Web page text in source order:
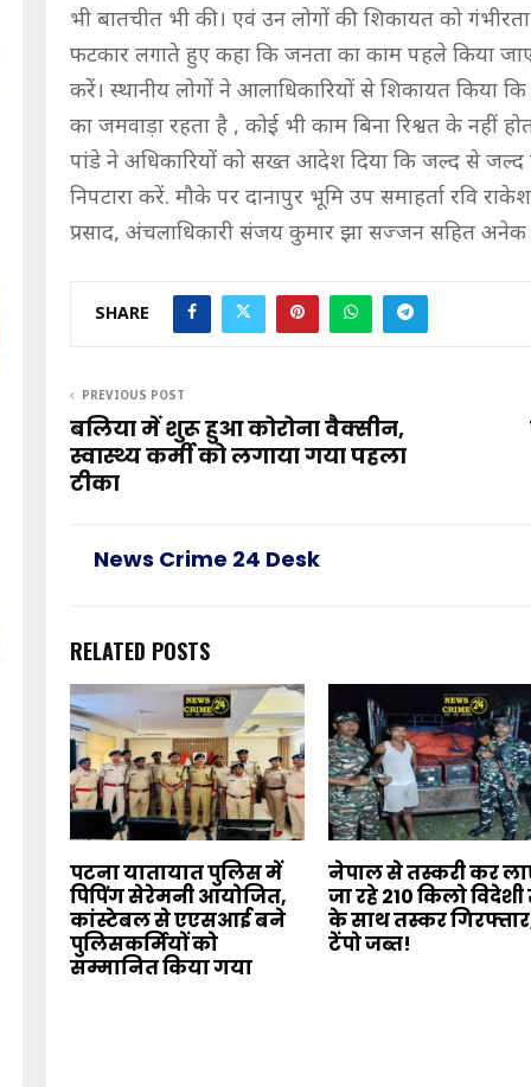
भी बातचीत भी की। एवं उन लोगों की शिकायत को
फटकार लगाते हुए कहा कि जनता का काम पहले किया
करें। स्थानीय लोगों ने आलाधिकारियों से शिकायत किया
का जमवाड़ा रहता है , कोई भी काम बिना रिश्वत के नहीं
पांडे ने अधिकारियों को सख्त आदेश दिया कि जल्द से जल्द
निपटारा करें. मौके पर दानापुर भूमि उप समाहर्ता रवि
प्रसाद, अंचलाधिकारी संजय कुमार झा सज्जन सहित अनेक
SHARE
PREVIOUS POST
बलिया में शुरू हुआ कोरोना वैक्सीन,
स्वास्थ्य कर्मी को लगाया गया पहला
टीका
News Crime 24 Desk
RELATED POSTS
पटना यातायात पुलिस में
पिपिंग सेरेमनी आयोजित,
कांस्टेबल से एएसआई बने
पुलिसकर्मियों को
सम्मानित किया गया
नेपाल से तस्करी कर
जा रहे 210 किलो
के साथ तस्कर
टेंपो जब्त!